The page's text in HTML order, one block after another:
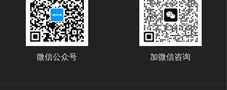
微信公众号 加微信咨询